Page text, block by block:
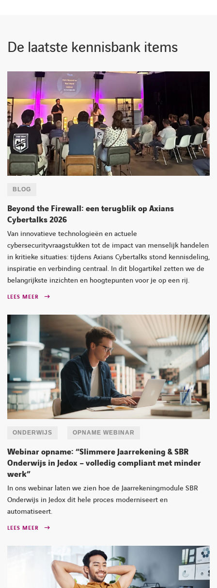
LINKEDIN
De laatste kennisbank items
BLOG
Beyond the Firewall: een terugblik op Axians
Cybertalks 2026
Van innovatieve technologieën en actuele
cybersecurityvraagstukken tot de impact van menselijk handelen
in kritieke situaties: tijdens Axians Cybertalks stond kennisdeling,
inspiratie en verbinding centraal. In dit blogartikel zetten we de
belangrijkste inzichten en hoogtepunten voor je op een rij.
LEES MEER
ONDERWIJS OPNAME WEBINAR
Webinar opname: “Slimmere Jaarrekening & SBR
Onderwijs in Jedox – volledig compliant met minder
werk”
In ons webinar laten we zien hoe de Jaarrekeningmodule SBR
Onderwijs in Jedox dit hele proces moderniseert en
automatiseert.
LEES MEER